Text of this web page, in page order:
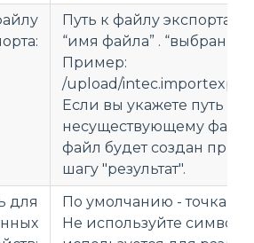
Путь к файлу экспорта
“имя файла” .
Пример:
/upload/
Если вы укажете путь к
несуществующему
файл будет создан при
шагу "результат".
для
По умолчанию - точка с
Не используйте символ